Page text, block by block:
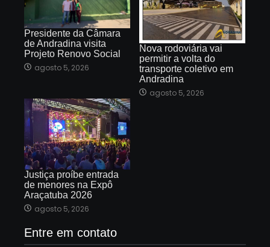
Presidente da Câmara
de Andradina visita
Projeto Renovo Social
agosto 5, 2026
Nova rodoviária vai
permitir a volta do
transporte coletivo em
Andradina
agosto 5, 2026
Justiça proíbe entrada
de menores na Expô
Araçatuba 2026
agosto 5, 2026
Entre em contato